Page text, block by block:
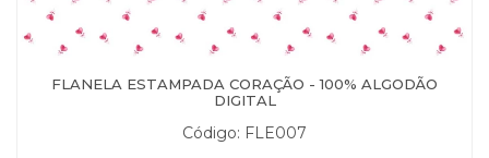
FLANELA ESTAMPADA CORAÇÃO - 100% ALGODÃO
DIGITAL
Código: FLE007